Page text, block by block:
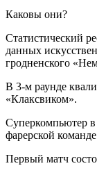
Каковы они?
Статистический
данных
гродненского
В 3-м раунде
«Клаксвиком».
Суперкомпьютер в
фарерской
Первый матч